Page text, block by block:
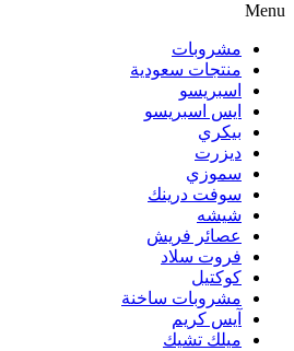
Menu
مشروبات
منتجات سعودية
اسبريسو
ايس اسبريسو
بيكري
ديزرت
سموزي
سوفت درينك
شيشه
عصائر فريش
فروت سلاد
كوكتيل
مشروبات ساخنة
آيس كريم
ميلك تشيك